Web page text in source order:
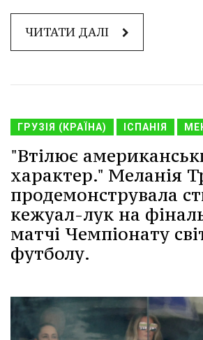
ЧИТАТИ ДАЛІ
ГРУЗІЯ (КРАЇНА) ІСПАНІЯ
"Втілює
характер." Меланія
продемонструвала
кежуал-лук на
матчі Чемпіонату
футболу.